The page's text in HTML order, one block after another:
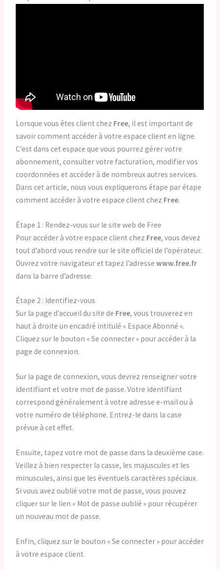
Lorsque vous êtes client chez Free, il est important de
savoir comment accéder à votre espace client en ligne.
C’est dans cet espace que vous pourrez gérer votre
abonnement, consulter votre facturation, modifier vos
coordonnées et accéder à de nombreux autres services.
Dans cet article, nous vous expliquerons étape par étape
comment accéder à votre espace client chez Free.
Étape 1 : Rendez-vous sur le site web de Free
Pour accéder à votre espace client chez Free, vous devez
tout d’abord vous rendre sur le site officiel de l’opérateur.
Ouvrez votre navigateur et tapez l’adressewww.free.fr
dans la barre d’adresse.
Étape 2 : Identifiez-vous
Sur la page d’accueil du site de Free, vous trouverez en
haut à droite un encadré intitulé « Espace Abonné ».
Cliquez sur le bouton « Se connecter » pour accéder à la
page de connexion.
Sur la page de connexion, vous devrez renseigner votre
identifiant et votre mot de passe. Votre identifiant
correspond généralement à votre adresse e-mail ou à
votre numéro de téléphone. Entrez-le dans la case
prévue à cet effet.
Ensuite, tapez votre mot de passe dans la deuxième case.
Veillez à bien respecter la casse, les majuscules et les
minuscules, ainsi que les éventuels caractères spéciaux.
Si vous avez oublié votre mot de passe, vous pouvez
cliquer sur le lien « Mot de passe oublié » pour récupérer
un nouveau mot de passe.
Enfin, cliquez sur le bouton « Se connecter » pour accéder
à votre espace client.